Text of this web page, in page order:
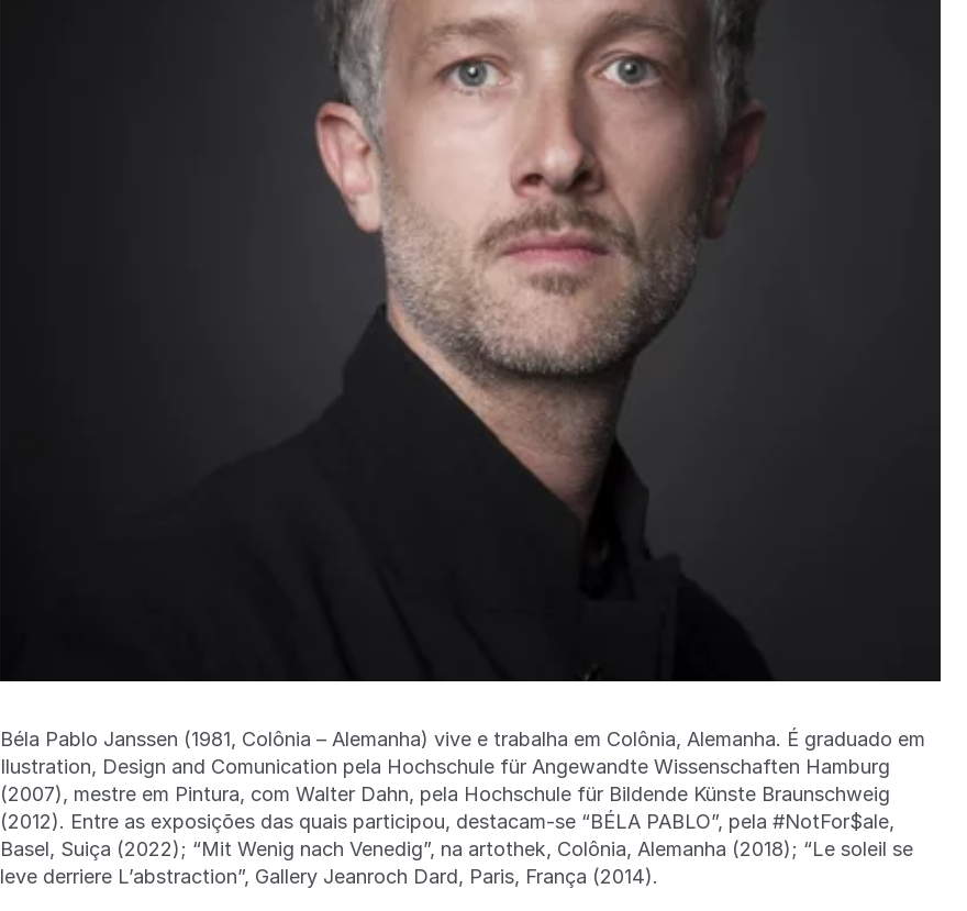
Béla Pablo Janssen (1981, Colônia – Alemanha) vive e trabalha em Colônia, Alemanha. É graduado em
Ilustration, Design and Comunication pela Hochschule für Angewandte Wissenschaften Hamburg
(2007), mestre em Pintura, com Walter Dahn, pela Hochschule für Bildende Künste Braunschweig
(2012). Entre as exposições das quais participou, destacam-se “BÉLA PABLO”, pela #NotFor$ale,
Basel, Suiça (2022); “Mit Wenig nach Venedig”, na artothek, Colônia, Alemanha (2018); “Le soleil se
leve derriere L’abstraction”, Gallery Jeanroch Dard, Paris, França (2014).